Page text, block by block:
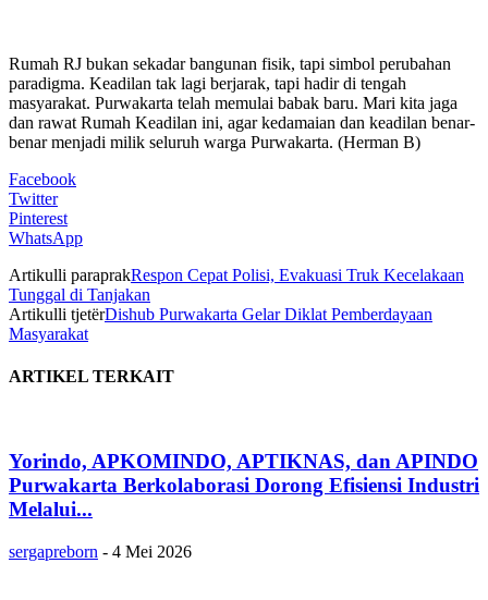
Rumah RJ bukan sekadar bangunan fisik, tapi simbol perubahan
paradigma. Keadilan tak lagi berjarak, tapi hadir di tengah
masyarakat. Purwakarta telah memulai babak baru. Mari kita jaga
dan rawat Rumah Keadilan ini, agar kedamaian dan keadilan benar-
benar menjadi milik seluruh warga Purwakarta. (Herman B)
Facebook
Twitter
Pinterest
WhatsApp
Artikulli paraprakRespon Cepat Polisi, Evakuasi Truk Kecelakaan
Tunggal di Tanjakan
Artikulli tjetërDishub Purwakarta Gelar Diklat Pemberdayaan
Masyarakat
ARTIKEL TERKAIT
Yorindo, APKOMINDO, APTIKNAS, dan APINDO
Purwakarta Berkolaborasi Dorong Efisiensi Industri
Melalui...
sergapreborn - 4 Mei 2026